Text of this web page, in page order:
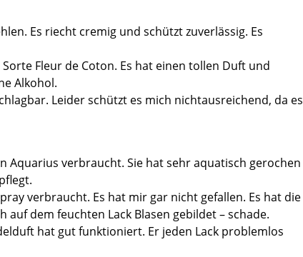
Es riecht cremig und schützt zuverlässig. Es
Fleur de Coton. Es hat einen tollen Duft und
Alkohol.
Leider schützt es mich nichtausreichend, da es
Aquarius verbraucht. Sie hat sehr aquatisch gerochen
verbraucht. Es hat mir gar nicht gefallen. Es hat die
dem feuchten Lack Blasen gebildet – schade.
hat gut funktioniert. Er jeden Lack problemlos